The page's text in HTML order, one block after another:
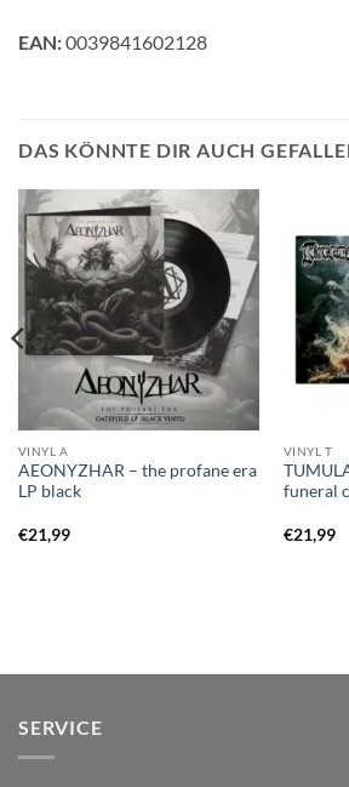
EAN:0039841602128
DAS KÖNNTE DIR AUCH
VINYL A
AEONYZHAR – the profane era
LP black
€21,99
VINYL T
funeral
€21,99
SERVICE